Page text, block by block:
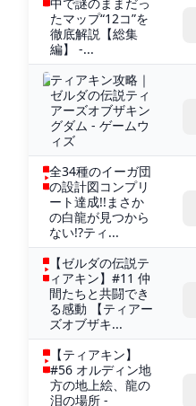
たマップ“12コ”を
徹底解説【総集
編】 -...
ティアキン攻略｜
ゼルダの伝説ティ
アーズオブザキン
グダム - ゲームウ
ィズ
全34種のイーガ団
の設計図コンプリ
ート達成!!まさか
の白龍が見つから
ない!?ティ...
【ゼルダの伝説テ
ィアキン】#11 仲
間たちと共闘でき
る感動 【ティアー
ズオブザキ...
【ティアキン】
#56 オルディン地
方の地上絵、龍の
泪の場所 -